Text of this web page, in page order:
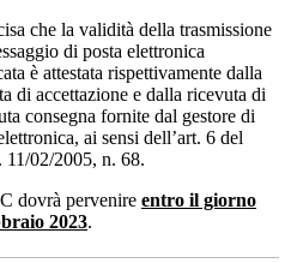
che la validità della trasmissione
di posta elettronica
è attestata rispettivamente dalla
di accettazione e dalla ricevuta di
consegna fornite dal gestore di
ai sensi dell’art. 6 del
11/02/2005, n. 68.
dovrà pervenire entro il giorno
2023.